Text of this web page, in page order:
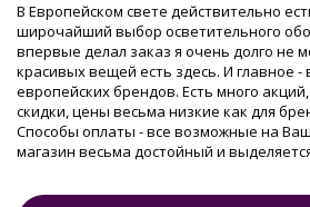
В Европейском свете действительно
широчайший выбор осветительного
впервые делал заказ я очень долго не
красивых вещей есть здесь. И главное -
европейских брендов. Есть много
скидки, цены весьма низкие как для
Способы оплаты - все возможные на
магазин весьма достойный и